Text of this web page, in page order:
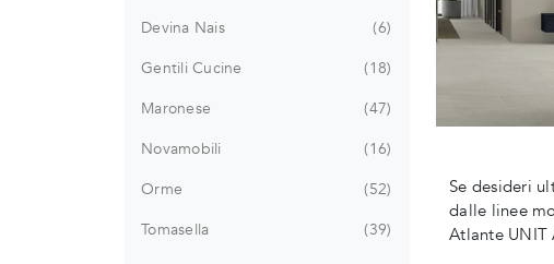
Se desideri
dalle linee
Atlante UNIT
Devina Nais
6
Gentili Cucine
18
Maronese
47
Novamobili
16
Orme
52
Tomasella
39